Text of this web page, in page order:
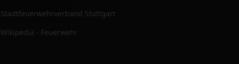
Stadtfeuerwehrverband Stuttgart
Wikipedia - Feuerwehr